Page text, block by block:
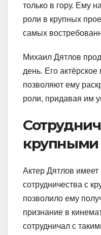
только в гору. Ему
роли в крупных
самых
Михаил Дятлов
день. Его
позволяют ему
роли, придавая им
Актер Дятлов
сотрудничества с
позволило ему
признание в
сотрудничал с